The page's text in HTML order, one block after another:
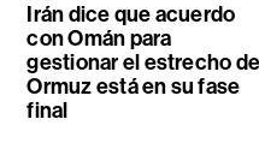
Irán dice que acuerdo
con Omán para
gestionar el estrecho de
Ormuz está en su fase
final